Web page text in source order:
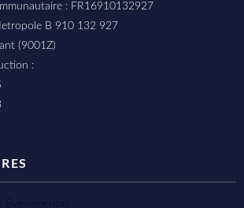
: FR16910132927
B 910 132 927
(9001Z)
: